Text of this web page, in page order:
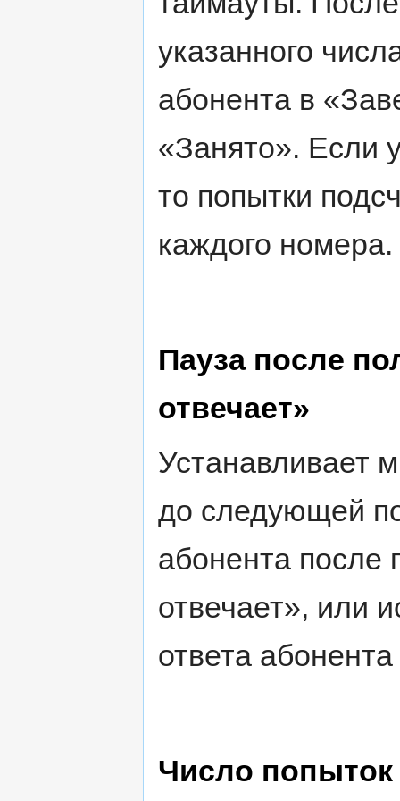
указанного
абонента в
«Занято». Если
то попытки
каждого номера.
Пауза после
отвечает»
Устанавливает
до следующей
абонента после
отвечает», или
ответа абонента
Число попыток